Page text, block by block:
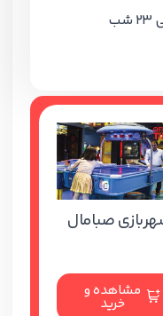
صبامال
مشاهده و
خرید